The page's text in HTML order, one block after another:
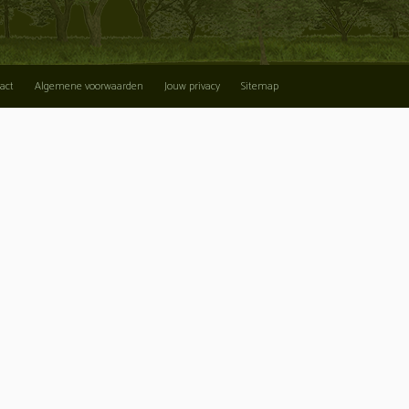
Algemene voorwaarden Jouw privacy Sitemap